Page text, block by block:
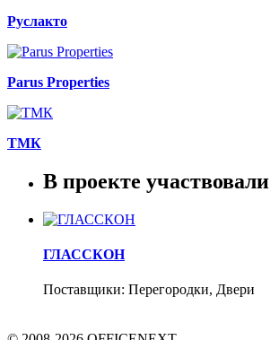
Руслакто
Parus Properties
ТМК
В проекте участвовали
ГЛАССКОН
Поставщики: Перегородки, Двери